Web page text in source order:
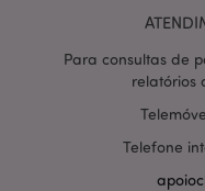
Para consultas de
relatórios
Telefone
PHPSESSID